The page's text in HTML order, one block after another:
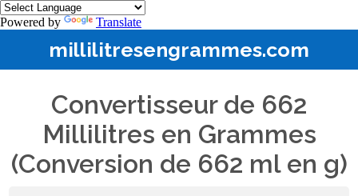
Powered by Translate
millilitresengrammes.com
Convertisseur de 662
Millilitres en Grammes
(Conversion de 662 ml en g)